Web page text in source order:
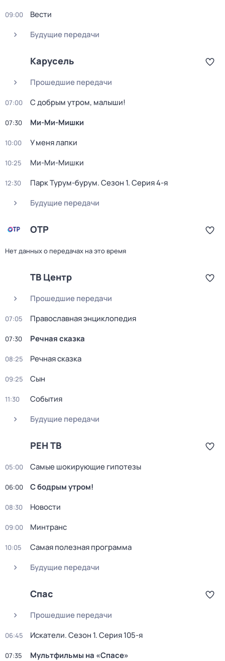
09:00
Вести
Будущие передачи
Карусель
Прошедшие передачи
07:00 С добрым утром, малыши!
07:30 Ми-Ми-Мишки
10:00 У меня лапки
10:25 Ми-Ми-Мишки
12:30 Парк Турум-бурум. Сезон 1. Серия 4-я
Будущие передачи
ОТР
Нет данных о передачах на это время
ТВ Центр
Прошедшие передачи
07:05 Православная энциклопедия
07:30 Речная сказка
08:25 Речная сказка
09:25 Сын
11:30
События
Будущие передачи
РЕН ТВ
05:00 Самые шoкиpующие гипотезы
06:00 С бодрым утром!
08:30 Новости
09:00 Минтранс
10:05
Самая полезная программа
Будущие передачи
Спас
Прошедшие передачи
06:45 Искатели. Сезон 1. Серия 105-я
07:35 Мультфильмы на «Спасе»